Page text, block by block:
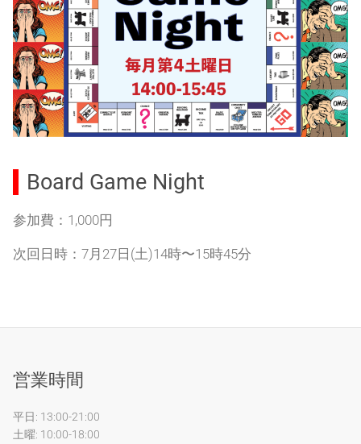
Board Game Night
参加費：1,000円
次回日時：7月27日(土)14時〜15時45分
営業時間
平日: 13:00-21:00
土曜: 10:00-18:00